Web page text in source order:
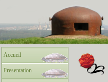
Accueil
Presentation